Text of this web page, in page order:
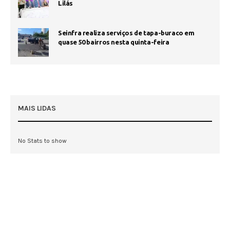
Lilás
Seinfra realiza serviços de tapa-buraco em
quase 50 bairros nesta quinta-feira
MAIS LIDAS
No Stats to show